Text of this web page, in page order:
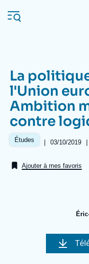
au
contenu
Navigation
principale
L'Ifri
Analyses
La
l'Union
Ambition
contre
Études |
Date
publication
03/10/2019 |
Ajouter à mes favoris
couverture